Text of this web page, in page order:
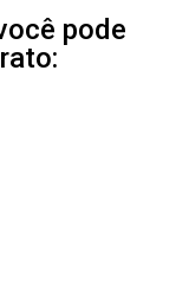
pode